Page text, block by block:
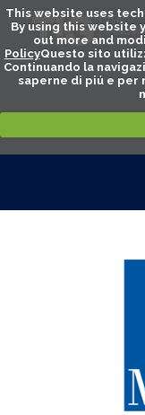
This website uses
By using this website
out more and
PolicyQuesto sito
Continuando la
saperne di piú e per